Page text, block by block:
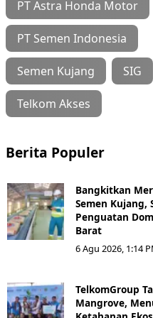
PT Astra Honda Motor
PT Semen Indonesia
Semen Kujang SIG
Telkom Akses
Berita Populer
Bangkitkan
Semen Kujang,
Penguatan
Barat
6 Agu 2026, 1:14
TelkomGroup
Mangrove,